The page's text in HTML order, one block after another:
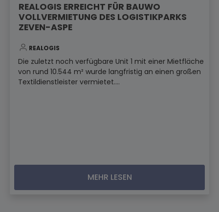
REALOGIS ERREICHT FÜR BAUWO
VOLLVERMIETUNG DES LOGISTIKPARKS
ZEVEN-ASPE
REALOGIS
Die zuletzt noch verfügbare Unit 1 mit einer Mietfläche
von rund 10.544 m² wurde langfristig an einen großen
Textildienstleister vermietet....
MEHR LESEN